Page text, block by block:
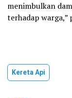
menimbulkan
terhadap warga,”
Kereta Api